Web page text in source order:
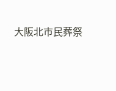
大阪北市民葬祭